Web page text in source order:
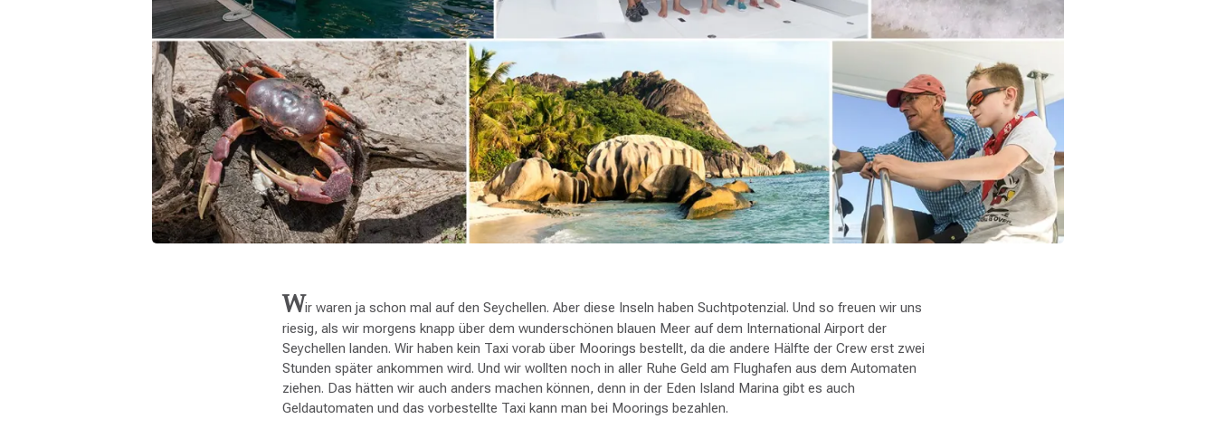
Wir waren ja schon mal auf den Seychellen. Aber diese Inseln haben Suchtpotenzial. Und so freuen wir uns
riesig, als wir morgens knapp über dem wunderschönen blauen Meer auf dem International Airport der
Seychellen landen. Wir haben kein Taxi vorab über Moorings bestellt, da die andere Hälfte der Crew erst zwei
Stunden später ankommen wird. Und wir wollten noch in aller Ruhe Geld am Flughafen aus dem Automaten
ziehen. Das hätten wir auch anders machen können, denn in der Eden Island Marina gibt es auch
Geldautomaten und das vorbestellte Taxi kann man bei Moorings bezahlen.